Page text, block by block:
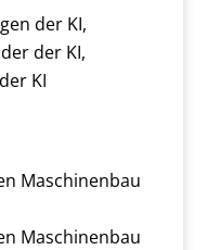
der KI,
der KI,
KI
Maschinenbau
Maschinenbau